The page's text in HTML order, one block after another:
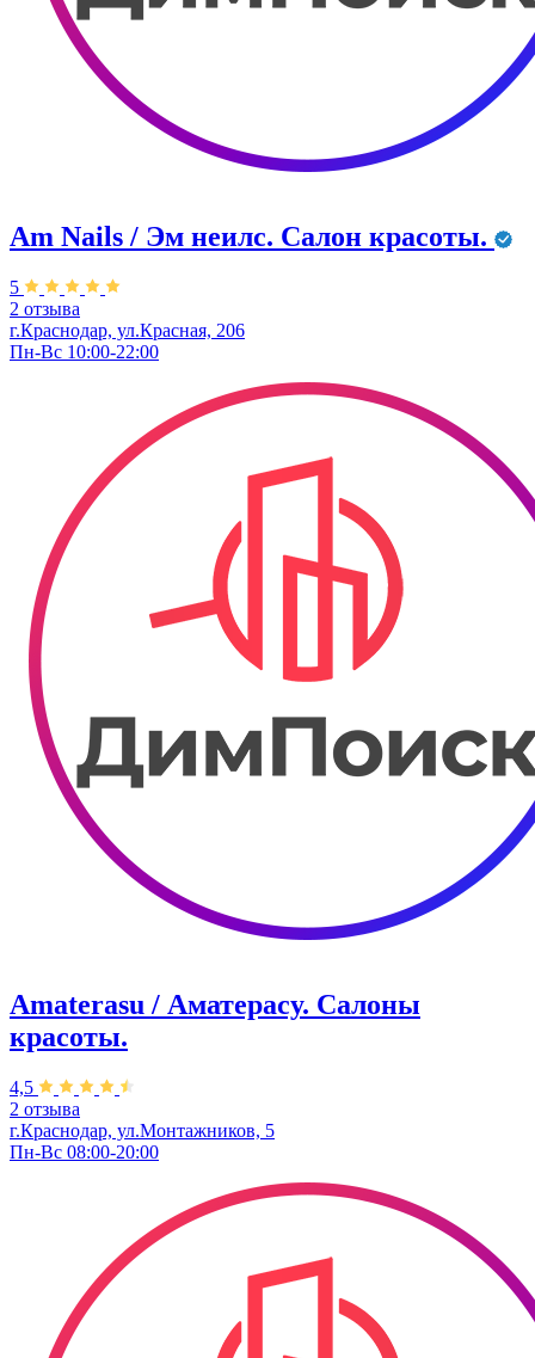
Am Nails / Эм неилс. Салон красоты.
5
2 отзыва
г.Краснодар, ул.Красная, 206
Пн-Вс 10:00-22:00
Amaterasu / Аматерасу. Салоны
красоты.
4,5
2 отзыва
г.Краснодар, ул.Монтажников, 5
Пн-Вс 08:00-20:00